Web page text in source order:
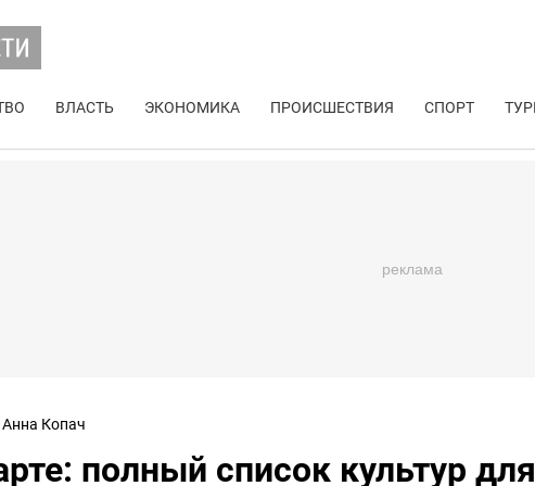
ВЛАСТЬ ЭКОНОМИКА ПРОИСШЕСТВИЯ СПОРТ
Анна Копач
полный список культур для